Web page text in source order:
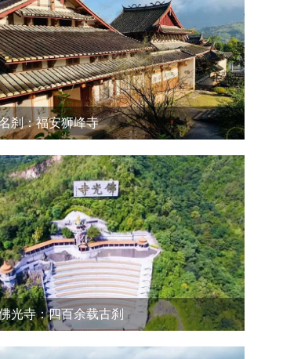
刹：福安狮峰寺
光寺：四百余载古刹